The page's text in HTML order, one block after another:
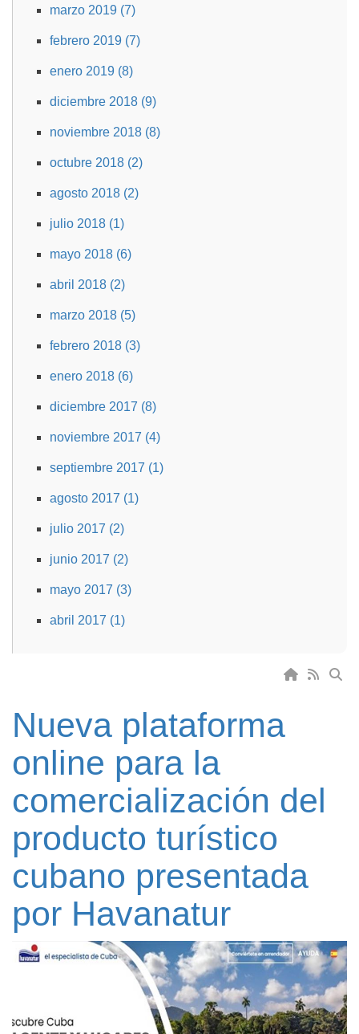
marzo 2019 (7)
febrero 2019 (7)
enero 2019 (8)
diciembre 2018 (9)
noviembre 2018 (8)
octubre 2018 (2)
agosto 2018 (2)
julio 2018 (1)
mayo 2018 (6)
abril 2018 (2)
marzo 2018 (5)
febrero 2018 (3)
enero 2018 (6)
diciembre 2017 (8)
noviembre 2017 (4)
septiembre 2017 (1)
agosto 2017 (1)
julio 2017 (2)
junio 2017 (2)
mayo 2017 (3)
abril 2017 (1)
Nueva plataforma
online para la
comercialización del
producto turístico
cubano presentada
por Havanatur